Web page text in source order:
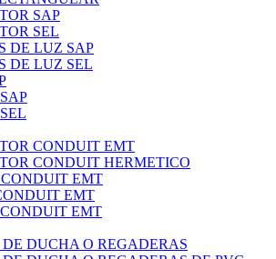
SAP
SEL
DE LUZ SAP
DE LUZ SEL
CONDUIT EMT
CONDUIT HERMETICO
EMT
EMT
EMT
DUCHA O REGADERAS